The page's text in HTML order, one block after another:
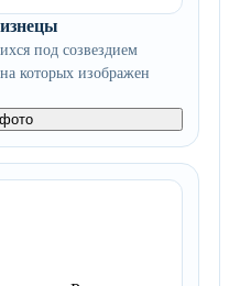
под созвездием
которых изображен